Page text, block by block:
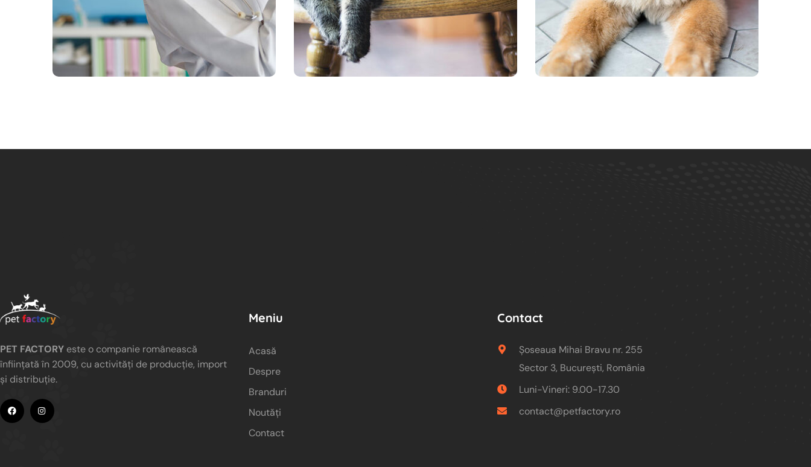
PET FACTORY este o companie românească
înființată în 2009, cu activități de producție, import
și distribuție.
Meniu
Acasă
Despre
Branduri
Noutăți
Contact
Contact
Șoseaua Mihai Bravu nr. 255
Sector 3, București, România
Luni-Vineri: 9.00-17.30
contact@petfactory.ro